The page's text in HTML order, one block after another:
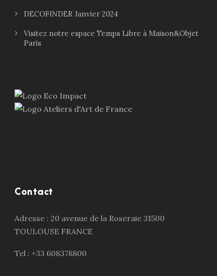
DECOFINDER Janvier 2024
Visitez notre espace Temps Libre à Maison&Objet
Paris
Contact
Adresse : 20 avenue de la Roseraie 31500
TOULOUSE FRANCE
Tel : +33 608378800